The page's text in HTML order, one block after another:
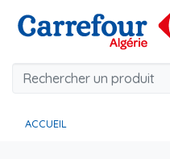
ACCUEIL